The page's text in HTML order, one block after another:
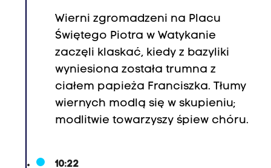
Wierni zgromadzeni na Placu
Świętego Piotra w Watykanie
zaczęli klaskać, kiedy z bazyliki
wyniesiona została trumna z
ciałem papieża Franciszka. Tłumy
wiernych modlą się w skupieniu;
modlitwie towarzyszy śpiew chóru.
10:22